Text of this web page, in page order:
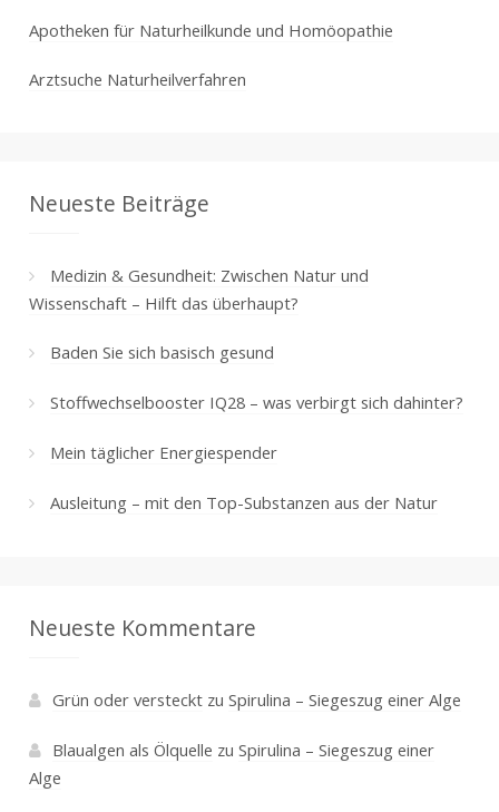
Apotheken für Naturheilkunde und Homöopathie
Arztsuche Naturheilverfahren
Neueste Beiträge
Medizin & Gesundheit: Zwischen Natur und
Wissenschaft – Hilft das überhaupt?
Baden Sie sich basisch gesund
Stoffwechselbooster IQ28 – was verbirgt sich dahinter?
Mein täglicher Energiespender
Ausleitung – mit den Top-Substanzen aus der Natur
Neueste Kommentare
Grün oder verstecktzu Spirulina – Siegeszug einer Alge
Blaualgen als Ölquelle zu Spirulina – Siegeszug einer
Alge